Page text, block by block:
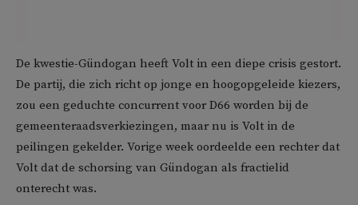
De kwestie-Gündogan heeft Volt in een diepe crisis gestort.
De partij, die zich richt op jonge en hoogopgeleide kiezers,
zou een geduchte concurrent voor D66 worden bij de
gemeenteraadsverkiezingen, maar nu is Volt in de
peilingen gekelder. Vorige week oordeelde een rechter dat
Volt dat de schorsing van Gündogan als fractielid
onterecht was.